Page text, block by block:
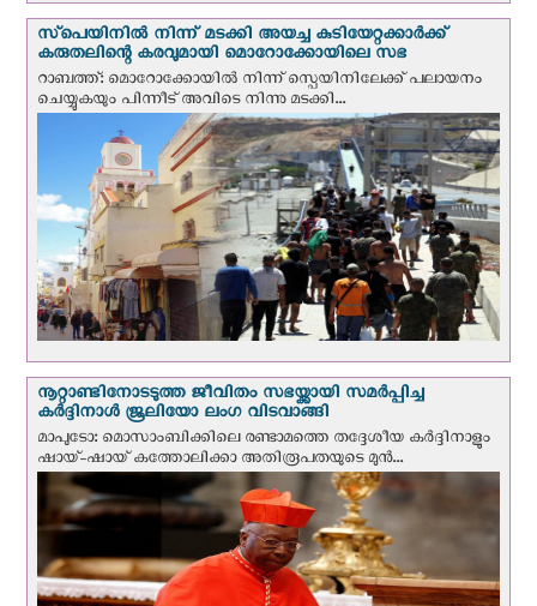
സ്‌പെയിനില്‍ നിന്ന് മടക്കി അയച്ച കുടിയേറ്റക്കാര്‍ക്ക്
കരുതലിന്റെ കരവുമായി മൊറോക്കോയിലെ സഭ
റാബത്ത്: മൊറോക്കോയിൽ നിന്ന് സ്പെയിനിലേക്ക് പലായനം
ചെയ്യുകയും പിന്നീട് അവിടെ നിന്നു മടക്കി...
നൂറ്റാണ്ടിനോടടുത്ത ജീവിതം സഭയ്ക്കായി സമർപ്പിച്ച
കർദ്ദിനാൾ ജൂലിയോ ലംഗ വിടവാങ്ങി
മാപുടോ: മൊസാംബിക്കിലെ രണ്ടാമത്തെ തദ്ദേശീയ കർദ്ദിനാളും
ഷായ്-ഷായ് കത്തോലിക്കാ അതിരൂപതയുടെ മുന്‍...